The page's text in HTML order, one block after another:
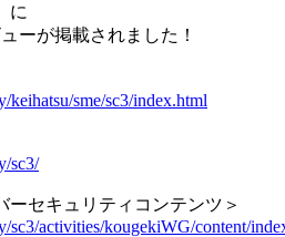
に
ーが掲載されました！
sme/sc3/index.html
sc3/
ーセキュリティコンテンツ＞
sc3/activities/kougekiWG/content/